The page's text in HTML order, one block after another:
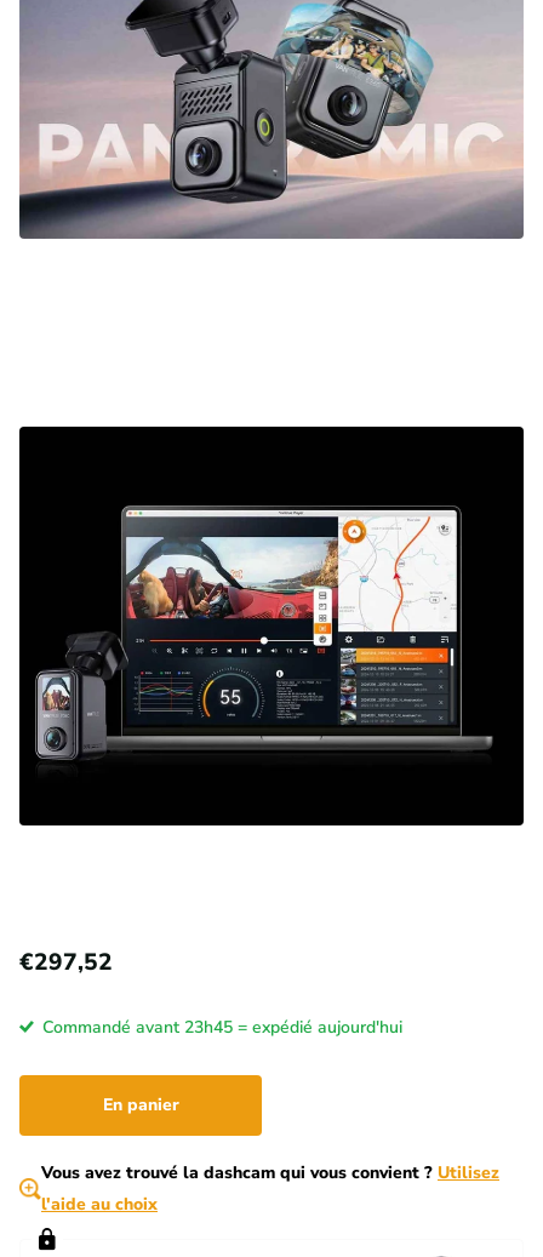
€297,52
Commandé avant 23h45 = expédié aujourd'hui
En panier
Vous avez trouvé la dashcam qui vous convient ? Utilisez
l'aide au choix